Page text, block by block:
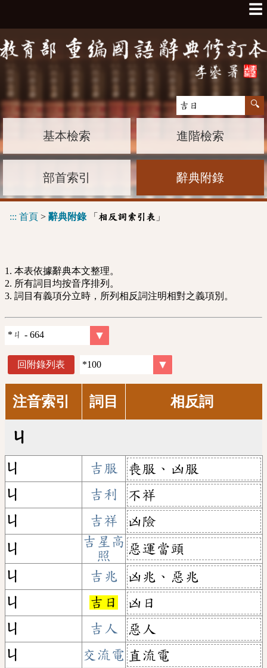
☰
基本檢索 進階檢索
部首索引 辭典附錄
::: 首頁 > 辭典附錄「 相反詞索引表 」
1. 本表依據辭典本文整理。
2. 所有詞目均按音序排列。
3. 詞目有義項分立時，所列相反詞注明相對之義項別。
回附錄列表
注音索引 詞目 相反詞
ㄐ
ㄐ 吉服
喪服、凶服
ㄐ
吉利
不祥
ㄐ
吉祥
凶險
ㄐ
吉星高
照
惡運當頭
ㄐ
吉兆
凶兆、惡兆
ㄐ
吉日
凶日
ㄐ
吉人
惡人
ㄐ
交流電 直流電